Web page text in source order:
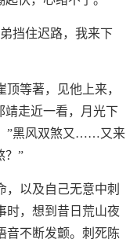
挡住迟路，我来下
等著，见他上来，
靖走近一看，月光下
”黑风双煞又……又来
？”
，以及自己无意中刺
时，想到昔日荒山夜
音不断发颤。刺死陈